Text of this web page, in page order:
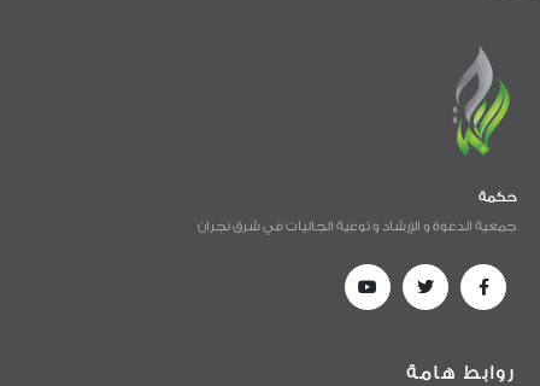
حكمة
جمعية الدعوة و الإرشاد و توعية الجاليات في شرق نجران
روابط هامة